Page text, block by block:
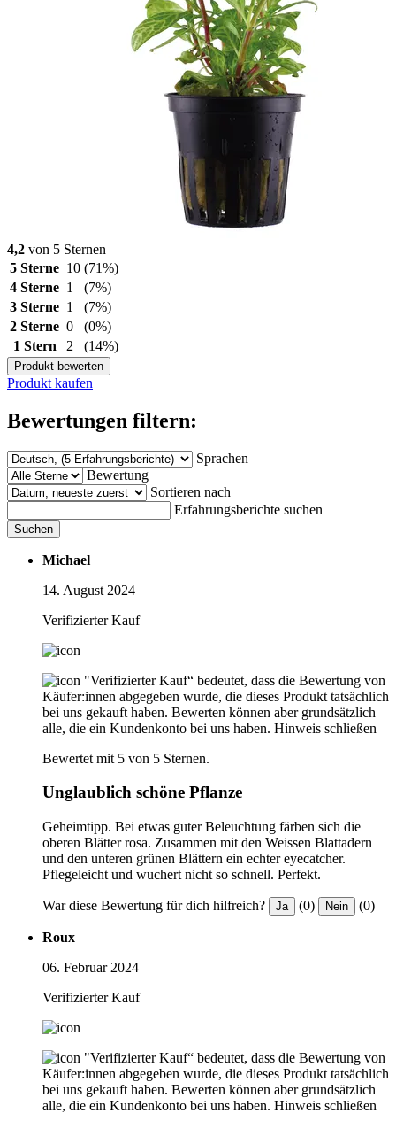
4,2 von 5 Sternen
5 Sterne 10 (71%)
4 Sterne 1
(7%)
3 Sterne 1
(7%)
2 Sterne 0
(0%)
1 Stern
2 (14%)
Produkt bewerten
Produkt kaufen
Bewertungen filtern:
Sprachen
Bewertung
Sortieren nach
Erfahrungsberichte suchen
Suchen
Michael
14. August 2024
Verifizierter Kauf
"Verifizierter Kauf“ bedeutet, dass die Bewertung von
Käufer:innen abgegeben wurde, die dieses Produkt tatsächlich
bei uns gekauft haben. Bewerten können aber grundsätzlich
alle, die ein Kundenkonto bei uns haben. Hinweis schließen
Bewertet mit 5 von 5 Sternen.
Unglaublich schöne Pflanze
Geheimtipp. Bei etwas guter Beleuchtung färben sich die
oberen Blätter rosa. Zusammen mit den Weissen Blattadern
und den unteren grünen Blättern ein echter eyecatcher.
Pflegeleicht und wuchert nicht so schnell. Perfekt.
War diese Bewertung für dich hilfreich? Ja (0) Nein (0)
Roux
06. Februar 2024
Verifizierter Kauf
"Verifizierter Kauf“ bedeutet, dass die Bewertung von
Käufer:innen abgegeben wurde, die dieses Produkt tatsächlich
bei uns gekauft haben. Bewerten können aber grundsätzlich
alle, die ein Kundenkonto bei uns haben. Hinweis schließen